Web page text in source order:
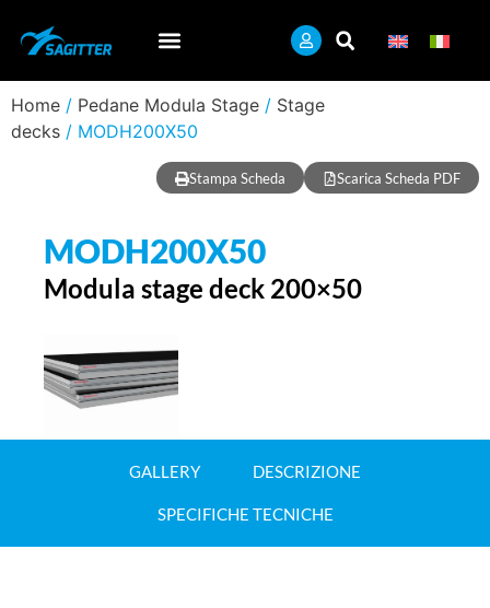
Home / Pedane Modula Stage / Stage
decks / MODH200X50
Stampa Scheda Scarica Scheda PDF
MODH200X50
Modula stage deck 200×50
GALLERY DESCRIZIONE
SPECIFICHE TECNICHE